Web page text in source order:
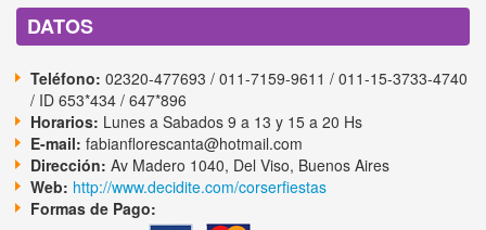
DATOS
Teléfono: 02320-477693 / 011-7159-9611 / 011-15-3733-4740
/ ID 653*434 / 647*896
Horarios: Lunes a Sabados 9 a 13 y 15 a 20 Hs
E-mail: fabianflorescanta@hotmail.com
Dirección: Av Madero 1040, Del Viso, Buenos Aires
Web: http://www.decidite.com/corserfiestas
Formas de Pago: